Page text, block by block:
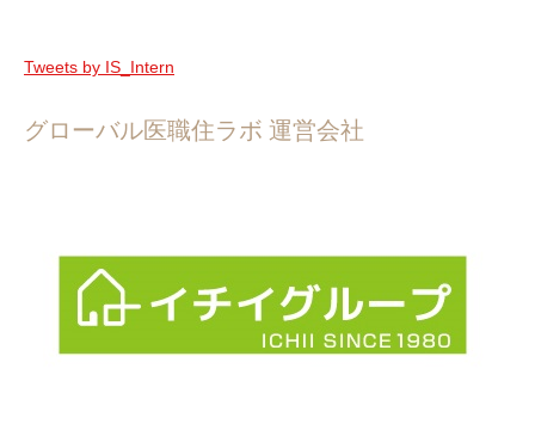
Tweets by IS_Intern
グローバル医職住ラボ 運営会社